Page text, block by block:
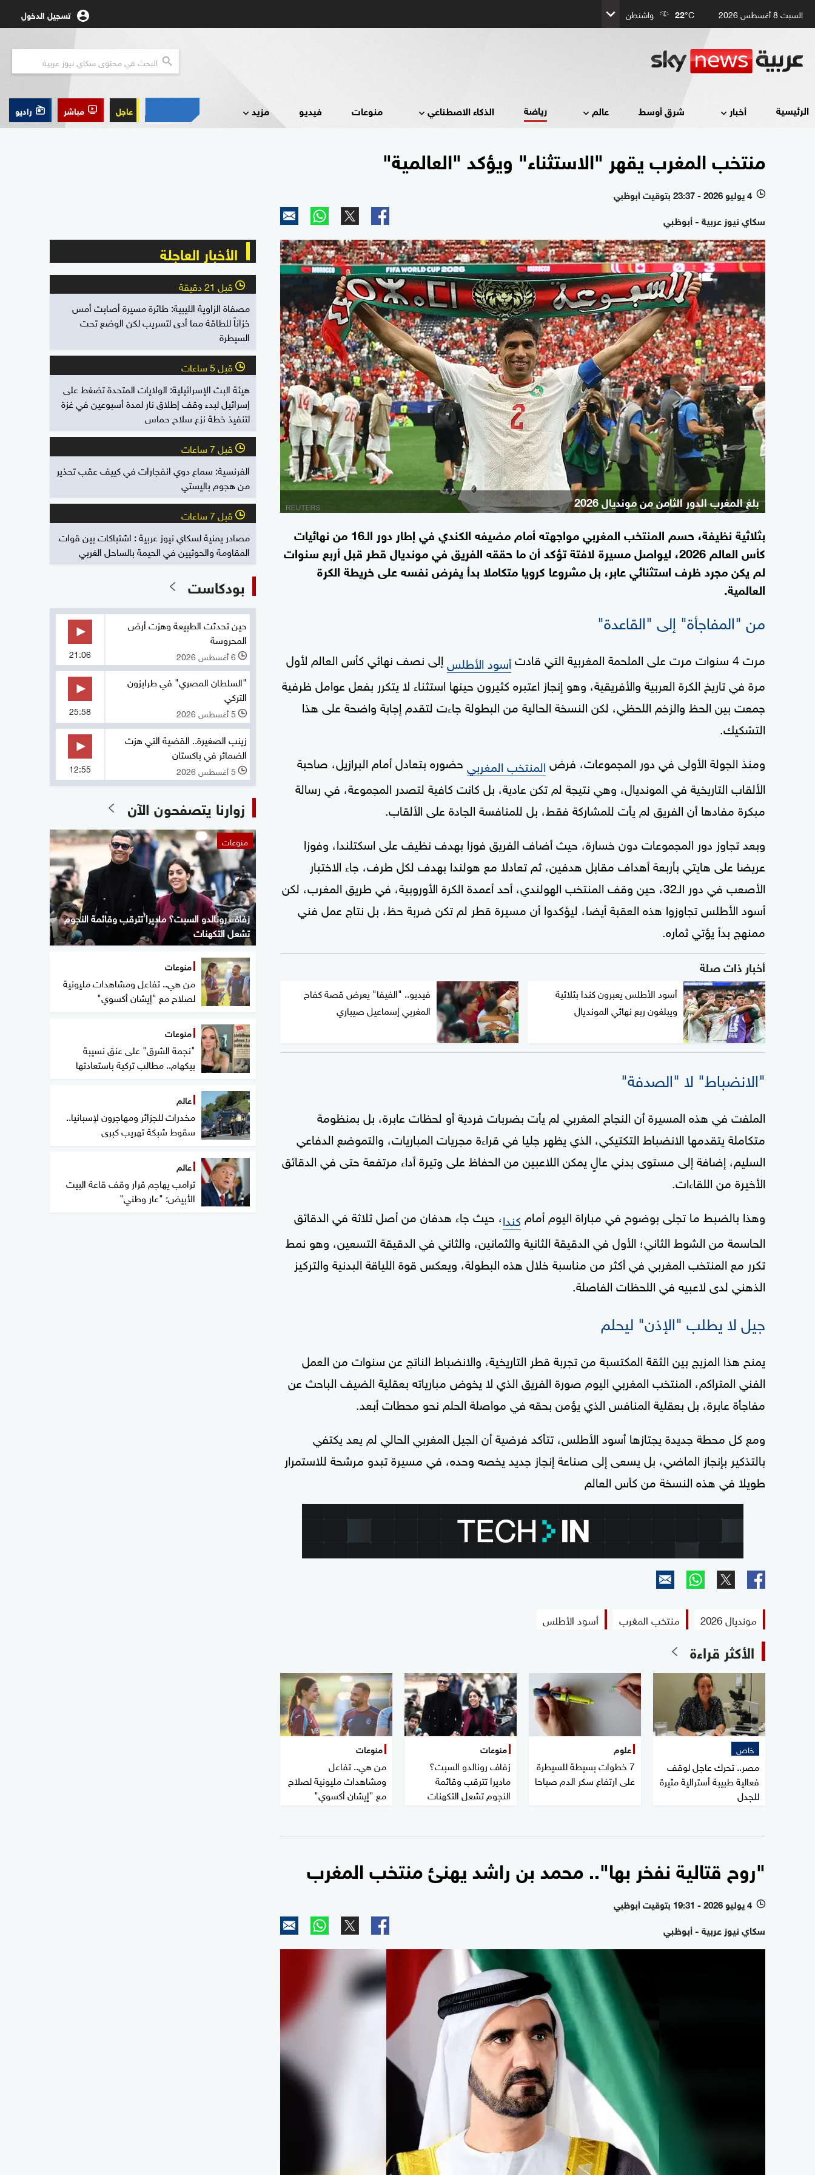
السبت 8 أغسطس 2026 22°C واشنطن تسجيل الدخول
الرئيسية أخبار شرق أوسط عالم رياضة الذكاء الاصطناعي منوعات فيديو مزيد عاجل مباشر راديو
منتخب المغرب يقهر "الاستثناء" ويؤكد "العالمية"
l 4 يوليو 2026 - 23:37 بتوقيت أبوظبي
سكاي نيوز عربية - أبوظبي
بلغ المغرب الدور الثامن من مونديال 2026
بثلاثية نظيفة، حسم المنتخب المغربي مواجهته أمام مضيفه الكندي في إطار دور الـ16 من نهائيات
كأس العالم 2026، ليواصل مسيرة لافتة تؤكد أن ما حققه الفريق في مونديال قطر قبل أربع سنوات
لم يكن مجرد ظرف استثنائي عابر، بل مشروعا كرويا متكاملا بدأ يفرض نفسه على خريطة الكرة
العالمية.
من "المفاجأة" إلى "القاعدة"
مرت 4 سنوات مرت على الملحمة المغربية التي قادت أسود الأطلس إلى نصف نهائي كأس العالم لأول
مرة في تاريخ الكرة العربية والأفريقية، وهو إنجاز اعتبره كثيرون حينها استثناء لا يتكرر بفعل عوامل ظرفية
جمعت بين الحظ والزخم اللحظي، لكن النسخة الحالية من البطولة جاءت لتقدم إجابة واضحة على هذا
التشكيك.
ومنذ الجولة الأولى في دور المجموعات، فرض المنتخب المغربي حضوره بتعادل أمام البرازيل، صاحبة
الألقاب التاريخية في المونديال، وهي نتيجة لم تكن عادية، بل كانت كافية لتصدر المجموعة، في رسالة
مبكرة مفادها أن الفريق لم يأت للمشاركة فقط، بل للمنافسة الجادة على الألقاب.
وبعد تجاوز دور المجموعات دون خسارة، حيث أضاف الفريق فوزا بهدف نظيف على اسكتلندا، وفوزا
عريضا على هايتي بأربعة أهداف مقابل هدفين، ثم تعادلا مع هولندا بهدف لكل طرف، جاء الاختبار
الأصعب في دور الـ32، حين وقف المنتخب الهولندي، أحد أعمدة الكرة الأوروبية، في طريق المغرب، لكن
أسود الأطلس تجاوزوا هذه العقبة أيضا، ليؤكدوا أن مسيرة قطر لم تكن ضربة حظ، بل نتاج عمل فني
ممنهج بدأ يؤتي ثماره.
أخبار ذات صلة
أسود الأطلس يعبرون كندا بثلاثية
ويبلغون ربع نهائي المونديال
فيديو.. "الفيفا" يعرض قصة كفاح
المغربي إسماعيل صيباري
"الانضباط" لا "الصدفة"
الملفت في هذه المسيرة أن النجاح المغربي لم يأت بضربات فردية أو لحظات عابرة، بل بمنظومة
متكاملة يتقدمها الانضباط التكتيكي، الذي يظهر جليا في قراءة مجريات المباريات، والتموضع الدفاعي
السليم، إضافة إلى مستوى بدني عالٍ يمكن اللاعبين من الحفاظ على وتيرة أداء مرتفعة حتى في الدقائق
الأخيرة من اللقاءات.
وهذا بالضبط ما تجلى بوضوح في مباراة اليوم أمام كندا، حيث جاء هدفان من أصل ثلاثة في الدقائق
الحاسمة من الشوط الثاني؛ الأول في الدقيقة الثانية والثمانين، والثاني في الدقيقة التسعين، وهو نمط
تكرر مع المنتخب المغربي في أكثر من مناسبة خلال هذه البطولة، ويعكس قوة اللياقة البدنية والتركيز
الذهني لدى لاعبيه في اللحظات الفاصلة.
جيل لا يطلب "الإذن" ليحلم
يمنح هذا المزيج بين الثقة المكتسبة من تجربة قطر التاريخية، والانضباط الناتج عن سنوات من العمل
الفني المتراكم، المنتخب المغربي اليوم صورة الفريق الذي لا يخوض مبارياته بعقلية الضيف الباحث عن
مفاجأة عابرة، بل بعقلية المنافس الذي يؤمن بحقه في مواصلة الحلم نحو محطات أبعد.
ومع كل محطة جديدة يجتازها أسود الأطلس، تتأكد فرضية أن الجيل المغربي الحالي لم يعد يكتفي
بالتذكير بإنجاز الماضي، بل يسعى إلى صناعة إنجاز جديد يخصه وحده، في مسيرة تبدو مرشحة للاستمرار
طويلا في هذه النسخة من كأس العالم
مونديال 2026 منتخب المغرب أسود الأطلس
الأكثر قراءة
خاص
مصر.. تحرك عاجل لوقف
فعالية طبيبة أسترالية مثيرة
للجدل
علوم
7 خطوات بسيطة للسيطرة
على ارتفاع سكر الدم صباحا
منوعات
زفاف رونالدو السبت؟
ماديرا تترقب وقائمة
النجوم تشعل التكهنات
منوعات
من هي.. تفاعل
ومشاهدات مليونية لصلاح
مع "إيشان أكسوي"
"روح قتالية نفخر بها".. محمد بن راشد يهنئ منتخب المغرب
l 4 يوليو 2026 - 19:31 بتوقيت أبوظبي
سكاي نيوز عربية - أبوظبي
الأخبار العاجلة
l قبل 21 دقيقة
مصفاة الزاوية الليبية: طائرة مسيرة أصابت أمس
خزاناً للطاقة مما أدى لتسريب لكن الوضع تحت
السيطرة
l قبل 5 ساعات
هيئة البث الإسرائيلية: الولايات المتحدة تضغط على
إسرائيل لبدء وقف إطلاق نار لمدة أسبوعين في غزة
لتنفيذ خطة نزع سلاح حماس
l قبل 7 ساعات
الفرنسية: سماع دوي انفجارات في كييف عقب تحذير
من هجوم باليستي
l قبل 7 ساعات
مصادر يمنية لسكاي نيوز عربية : اشتباكات بين قوات
المقاومة والحوثيين في الحيمة بالساحل الغربي
بودكاست
حين تحدثت الطبيعة وهزت أرض
المحروسة
l 6 أغسطس 2026 21:06
"السلطان المصري" في طرابزون
التركي
l 5 أغسطس 2026 25:58
زينب الصغيرة.. القضية التي هزت
الضمائر في باكستان
l 5 أغسطس 2026 12:55
زوارنا يتصفحون الآن
منوعات
زفاف رونالدو السبت؟ ماديرا تترقب وقائمة النجوم
تشعل التكهنات
منوعات
من هي.. تفاعل ومشاهدات مليونية
لصلاح مع "إيشان أكسوي"
منوعات
"نجمة الشرق" على عنق نسيبة
بيكهام.. مطالب تركية باستعادتها
عالم
مخدرات للجزائر ومهاجرون لإسبانيا..
سقوط شبكة تهريب كبرى
عالم
ترامب يهاجم قرار وقف قاعة البيت
الأبيض: "عار وطني"